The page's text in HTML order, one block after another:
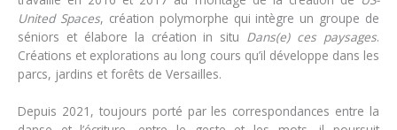
United Spaces, création polymorphe qui intègre un groupe de
séniors et élabore la création in situ Dans(e) ces paysages.
Créations et explorations au long cours qu’il développe dans les
parcs, jardins et forêts de Versailles.
Depuis 2021, toujours porté par les correspondances entre la